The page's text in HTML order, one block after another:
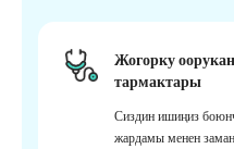
Жогорку
тармактары
Сиздин ишиңиз
жардамы менен